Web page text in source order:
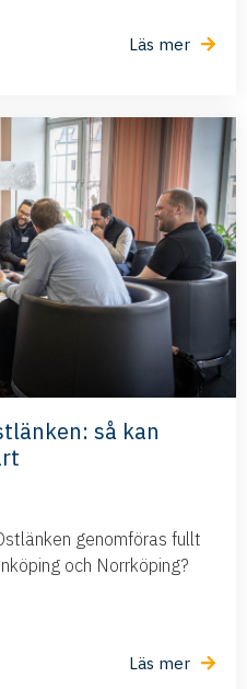
Läs mer
så kan
genomföras fullt
och Norrköping?
Läs mer